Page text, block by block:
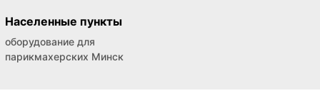
Населенные пункты
оборудование для
парикмахерских Минск